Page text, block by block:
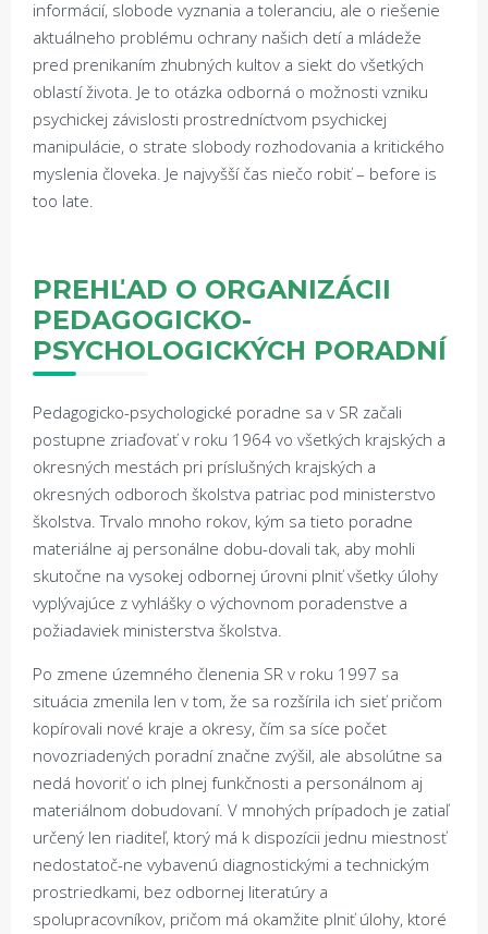
informácií, slobode vyznania a toleranciu, ale o riešenie
aktuálneho problému ochrany našich detí a mládeže
pred prenikaním zhubných kultov a siekt do všetkých
oblastí života. Je to otázka odborná o možnosti vzniku
psychickej závislosti prostredníctvom psychickej
manipulácie, o strate slobody rozhodovania a kritického
myslenia človeka. Je najvyšší čas niečo robiť – before is
too late.
PREHĽAD O ORGANIZÁCII
PEDAGOGICKO-
PSYCHOLOGICKÝCH PORADNÍ
Pedagogicko-psychologické poradne sa v SR začali
postupne zriaďovať v roku 1964 vo všetkých krajských a
okresných mestách pri príslušných krajských a
okresných odboroch školstva patriac pod ministerstvo
školstva. Trvalo mnoho rokov, kým sa tieto poradne
materiálne aj personálne dobu-dovali tak, aby mohli
skutočne na vysokej odbornej úrovni plniť všetky úlohy
vyplývajúce z vyhlášky o výchovnom poradenstve a
požiadaviek ministerstva školstva.
Po zmene územného členenia SR v roku 1997 sa
situácia zmenila len v tom, že sa rozšírila ich sieť pričom
kopírovali nové kraje a okresy, čím sa síce počet
novozriadených poradní značne zvýšil, ale absolútne sa
nedá hovoriť o ich plnej funkčnosti a personálnom aj
materiálnom dobudovaní. V mnohých prípadoch je zatiaľ
určený len riaditeľ, ktorý má k dispozícii jednu miestnosť
nedostatoč-ne vybavenú diagnostickými a technickým
prostriedkami, bez odbornej literatúry a
spolupracovníkov, pričom má okamžite plniť úlohy, ktoré